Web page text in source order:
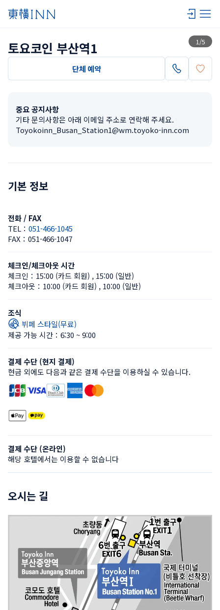
1 /5
목록 보기
토요코인 부산역1
단체 예약
중요 공지사항
기타 문의사항은 아래 이메일 주소로 연락해 주세요.
Toyokoinn_Busan_Station1@wm.toyoko-inn.com
기본 정보
전화 / FAX
TEL： 051-466-1045
FAX： 051-466-1047
체크인/체크아웃 시간
체크인： 15:00 (카드 회원) , 15:00 (일반)
체크아웃： 10:00 (카드 회원) , 10:00 (일반)
조식
뷔페 스타일(무료)
제공 가능 시간：6:30 ~ 9:00
결제 수단 (현지 결제)
현금 외에도 다음과 같은 결제 수단을 이용하실 수 있습니다.
결제 수단 (온라인)
해당 호텔에서는 이용할 수 없습니다
오시는 길